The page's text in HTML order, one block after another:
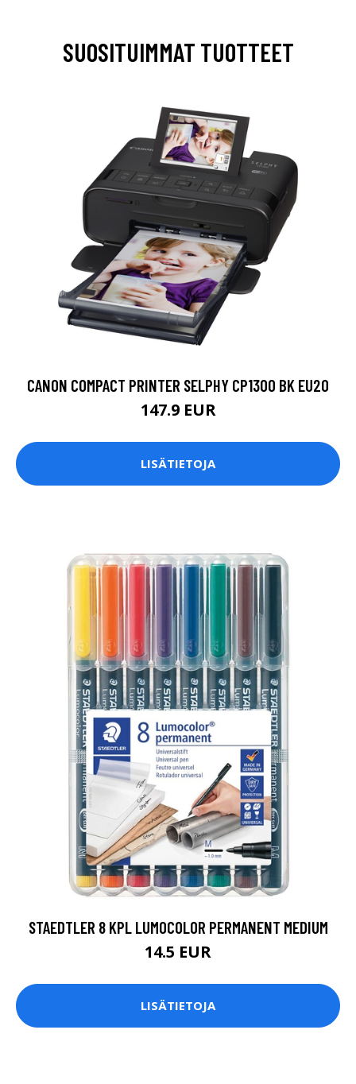
SUOSITUIMMAT TUOTTEET
CANON COMPACT PRINTER SELPHY CP1300 BK EU20
147.9 EUR
LISÄTIETOJA
STAEDTLER 8 KPL LUMOCOLOR PERMANENT MEDIUM
14.5 EUR
LISÄTIETOJA